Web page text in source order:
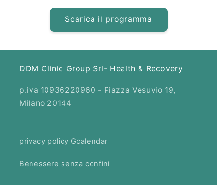
Scarica il programma
DDM Clinic Group Srl- Health & Recovery
p.iva 10936220960 - Piazza Vesuvio 19,
Milano 20144
privacy policy Gcalendar
Benessere senza confini